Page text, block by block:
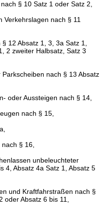
§ 10 Satz 1 oder Satz 2,
Verkehrslagen nach § 11
12 Absatz 1, 3, 3a Satz 1,
2 zweiter Halbsatz, Satz 3
nach § 13 Absatz
oder Aussteigen nach § 14,
nach § 15,
§ 16,
unbeleuchteter
4, Absatz 4a Satz 1, Absatz 5
und Kraftfahrstraßen nach §
oder Absatz 6 bis 11,